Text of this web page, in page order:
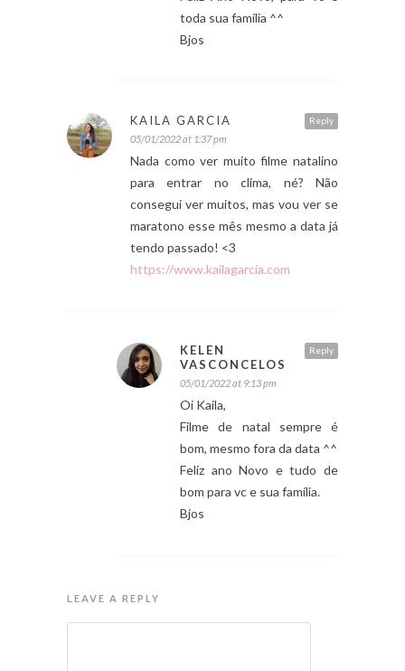
toda sua família ^^
Bjos
Reply
KAILA GARCIA
05/01/2022 at 1:37 pm
Nada como ver muito filme natalino
para entrar no clima, né? Não
consegui ver muitos, mas vou ver se
maratono esse mês mesmo a data já
tendo passado! <3
https://www.kailagarcia.com
Reply
KELEN
VASCONCELOS
05/01/2022 at 9:13 pm
Oi Kaila,
Filme de natal sempre é
bom, mesmo fora da data ^^
Feliz ano Novo e tudo de
bom para vc e sua família.
Bjos
LEAVE A REPLY